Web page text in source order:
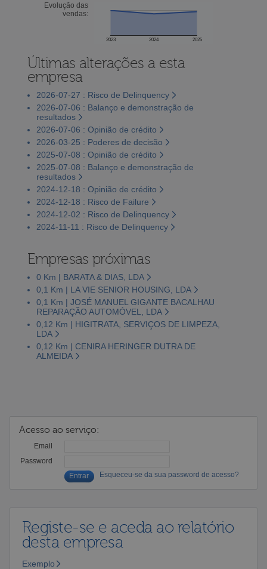
Evolução das
vendas:
2023 2024 2025
Últimas alterações a esta
empresa
2026-07-27 : Risco de Delinquency
2026-07-06 : Balanço e demonstração de
resultados
2026-07-06 : Opinião de crédito
2026-03-25 : Poderes de decisão
2025-07-08 : Opinião de crédito
2025-07-08 : Balanço e demonstração de
resultados
2024-12-18 : Opinião de crédito
2024-12-18 : Risco de Failure
2024-12-02 : Risco de Delinquency
2024-11-11 : Risco de Delinquency
Empresas próximas
0 Km | BARATA & DIAS, LDA
0,1 Km | LA VIE SENIOR HOUSING, LDA
0,1 Km | JOSÉ MANUEL GIGANTE BACALHAU
REPARAÇÃO AUTOMÓVEL, LDA
0,12 Km | HIGITRATA, SERVIÇOS DE LIMPEZA,
LDA
0,12 Km | CENIRA HERINGER DUTRA DE
ALMEIDA
Acesso ao serviço:
Email
Password
Esqueceu-se da sua password de acesso?
Registe-se e aceda ao relatório
desta empresa
Exemplo